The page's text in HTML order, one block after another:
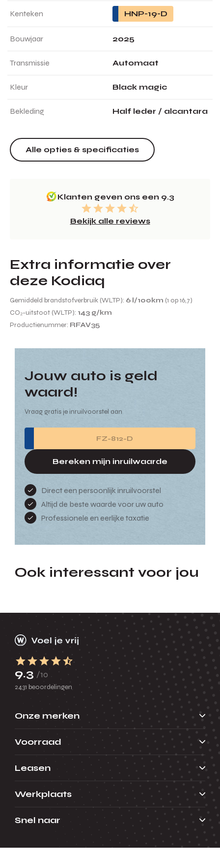
Kenteken HNP-19-D
Bouwjaar 2025
Transmissie Automaat
Kleur Black magic
Bekleding Half leder / alcantara
Alle opties & specificaties
Klanten geven ons een 9.3
Bekijk alle reviews
Extra informatie over
deze Kodiaq
Gemiddeld brandstofverbruik (WLTP): 6 l/100km (1 op 16,7)
CO₂-uitstoot (WLTP): 143 g/km
Productienummer: RFAV35
Jouw auto is geld
waard!
Vraag gratis je inruilvoorstel aan
Bereken mijn inruilwaarde
Direct een persoonlijk inruilvoorstel
Altijd de beste waarde voor uw auto
Professionele en eerlijke taxatie
Ook interessant voor jou
9.3 /10
2431 beoordelingen
Onze merken
Voorraad
Leasen
Werkplaats
Snel naar